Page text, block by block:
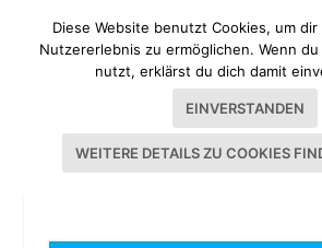
WEIHNACHTEN 2015
Diese Website benutzt Cookies, um
Nutzererlebnis zu ermöglichen. Wenn
nutzt, erklärst du dich damit
EINVERSTANDEN
WEITERE DETAILS ZU COOKIES